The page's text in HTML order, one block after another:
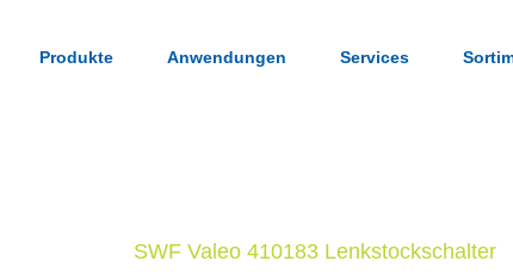
Produkte Anwendungen Services
SWF Valeo 410183 Lenkstockschalter